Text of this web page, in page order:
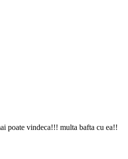
poate vindeca!!! multa bafta cu ea!!